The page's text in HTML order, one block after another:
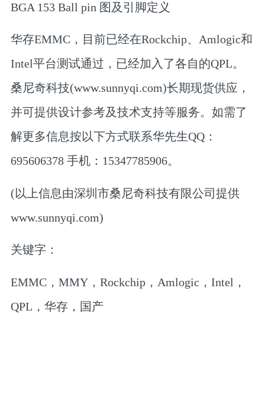
BGA 153 Ball pin 图及引脚定义
华存EMMC，目前已经在Rockchip、Amlogic和
Intel平台测试通过，已经加入了各自的QPL。
桑尼奇科技(www.sunnyqi.com)长期现货供应，
并可提供设计参考及技术支持等服务。如需了
解更多信息按以下方式联系华先生QQ：
695606378 手机：15347785906。
(以上信息由深圳市桑尼奇科技有限公司提供
www.sunnyqi.com)
关键字：
EMMC，MMY，Rockchip，Amlogic，Intel，
QPL，华存，国产